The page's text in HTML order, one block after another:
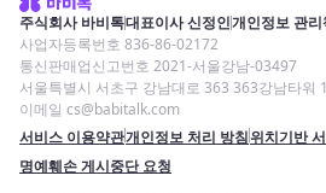
주식회사 바비톡대표이사 신정인개인정보 관
사업자등록번호 836-86-02172
통신판매업신고번호 2021-서울강남-03497
서울특별시 서초구 강남대로 363 363강남타워
이메일 cs@babitalk.com
서비스 이용약관개인정보 처리 방침위치기반
명예훼손 게시중단 요청